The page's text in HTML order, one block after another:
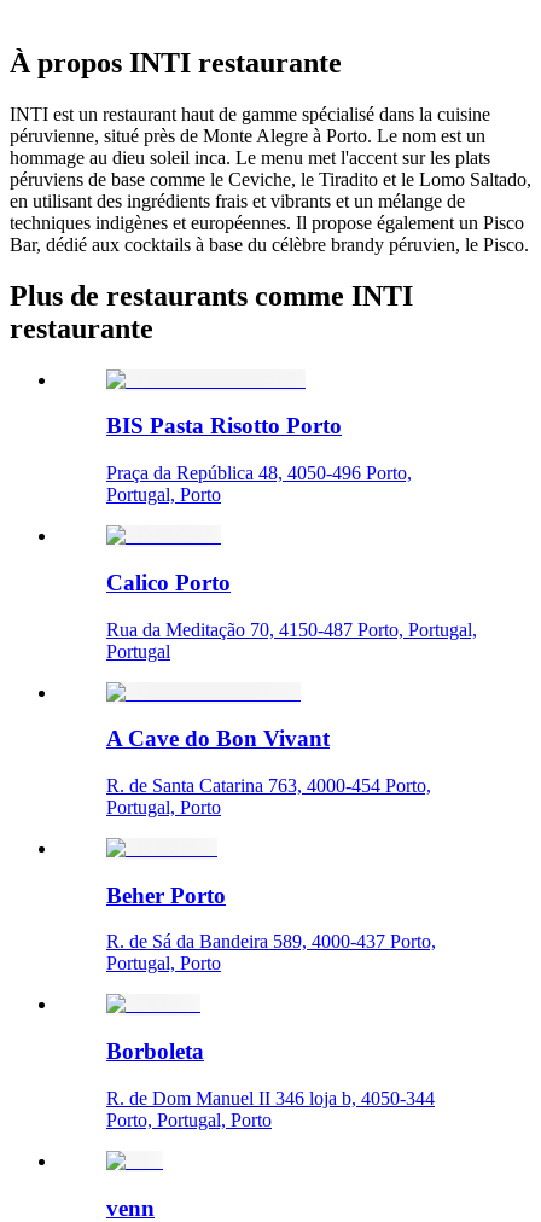
À propos INTI restaurante
INTI est un restaurant haut de gamme spécialisé dans la cuisine
péruvienne, situé près de Monte Alegre à Porto. Le nom est un
hommage au dieu soleil inca. Le menu met l'accent sur les plats
péruviens de base comme le Ceviche, le Tiradito et le Lomo Saltado,
en utilisant des ingrédients frais et vibrants et un mélange de
techniques indigènes et européennes. Il propose également un Pisco
Bar, dédié aux cocktails à base du célèbre brandy péruvien, le Pisco.
Plus de restaurants comme INTI
restaurante
BIS Pasta Risotto Porto
Praça da República 48, 4050-496 Porto,
Portugal, Porto
Calico Porto
Rua da Meditação 70, 4150-487 Porto, Portugal,
Portugal
A Cave do Bon Vivant
R. de Santa Catarina 763, 4000-454 Porto,
Portugal, Porto
Beher Porto
R. de Sá da Bandeira 589, 4000-437 Porto,
Portugal, Porto
Borboleta
R. de Dom Manuel II 346 loja b, 4050-344
Porto, Portugal, Porto
venn